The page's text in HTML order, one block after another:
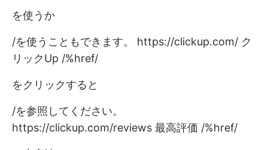
を使うか
/を使うこともできます。 https://clickup.com/ ク
リックUp /%href/
をクリックすると
/を参照してください。
https://clickup.com/reviews 最高評価 /%href/